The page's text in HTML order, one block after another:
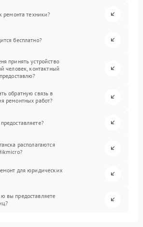
ремонта техники?
бесплатно?
принять устройство
человек, контактный
обратную связь в
ремонтных работ?
располагаются
для юридических
вы предоставляете